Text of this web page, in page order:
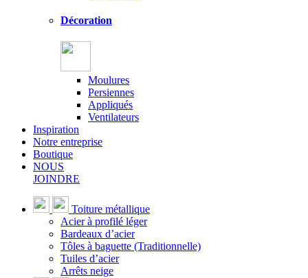
Décoration
Moulures
Persiennes
Appliqués
Ventilateurs
Inspiration
Notre entreprise
Boutique
NOUS
JOINDRE
Toiture métallique
Acier à profilé léger
Bardeaux d’acier
Tôles à baguette (Traditionnelle)
Tuiles d’acier
Arrêts neige